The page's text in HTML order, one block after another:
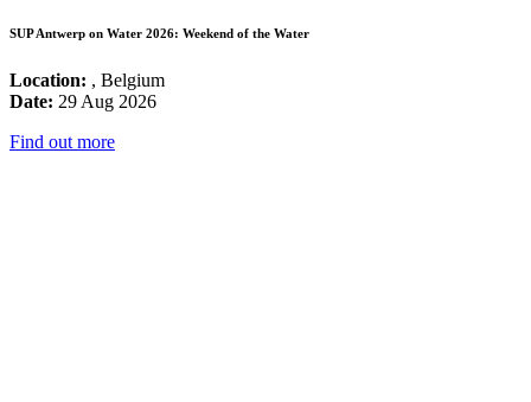
SUP Antwerp on Water 2026: Weekend of the Water
Location: , Belgium
Date: 29 Aug 2026
Find out more